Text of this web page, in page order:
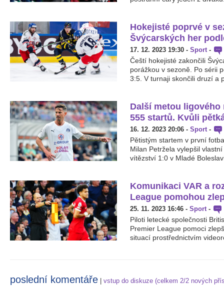
Hokejisté poprvé v
Švýcarských her
17. 12. 2023 19:30 - Sport -
Čeští hokejisté zakončili
porážkou v sezoně. Po sérii
3:5. V turnaji skončili druzí a
Další metou ligového
555 startů. Kvůli
16. 12. 2023 20:06 - Sport -
Pětistým startem v první
Milan Petržela vylepšil
vítězství 1:0 v Mladé
Komunikaci VAR a
League pomohou
25. 11. 2023 16:46 - Sport -
Piloti letecké společnosti
Premier League pomoci
situací prostřednictvím
poslední komentáře | vstup do diskuze (celkem 2/2 nových